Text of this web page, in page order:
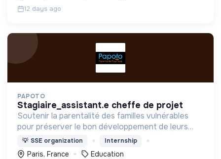
12 days ago
PAPOTO
stagiaire_assistant.e cheffe de projet
Soutenir la parentalité des familles vulnérables
pour préserver le bon développement de leurs
enfants et réduire la reproduction des inégalités
💡 SSE organization Internship
Paris, France Education